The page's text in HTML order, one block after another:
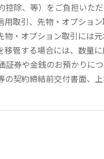
除、等）をご負担いた
取引、先物・オプショ
・オプション取引には
管する場合には、数量
券や金銭のお預かりに
契約締結前交付書面、